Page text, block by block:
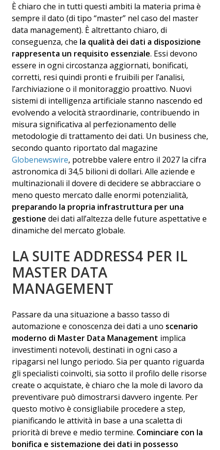
È chiaro che in tutti questi ambiti la materia prima è
sempre il dato (di tipo “master” nel caso del master
data management). È altrettanto chiaro, di
conseguenza, che la qualità dei dati a disposizione
rappresenta un requisito essenziale. Essi devono
essere in ogni circostanza aggiornati, bonificati,
corretti, resi quindi pronti e fruibili per l’analisi,
l’archiviazione o il monitoraggio proattivo. Nuovi
sistemi di intelligenza artificiale stanno nascendo ed
evolvendo a velocità straordinarie, contribuendo in
misura significativa al perfezionamento delle
metodologie di trattamento dei dati. Un business che,
secondo quanto riportato dal magazine
Globenewswire, potrebbe valere entro il 2027 la cifra
astronomica di 34,5 bilioni di dollari. Alle aziende e
multinazionali il dovere di decidere se abbracciare o
meno questo mercato dalle enormi potenzialità,
preparando la propria infrastruttura per una
gestione dei dati all’altezza delle future aspettative e
dinamiche del mercato globale.
LA SUITE ADDRESS4 PER IL
MASTER DATA
MANAGEMENT
Passare da una situazione a basso tasso di
automazione e conoscenza dei dati a uno scenario
moderno di Master Data Management implica
investimenti notevoli, destinati in ogni caso a
ripagarsi nel lungo periodo. Sia per quanto riguarda
gli specialisti coinvolti, sia sotto il profilo delle risorse
create o acquistate, è chiaro che la mole di lavoro da
preventivare può dimostrarsi davvero ingente. Per
questo motivo è consigliabile procedere a step,
pianificando le attività in base a una scaletta di
priorità di breve e medio termine. Cominciare con la
bonifica e sistemazione dei dati in possesso